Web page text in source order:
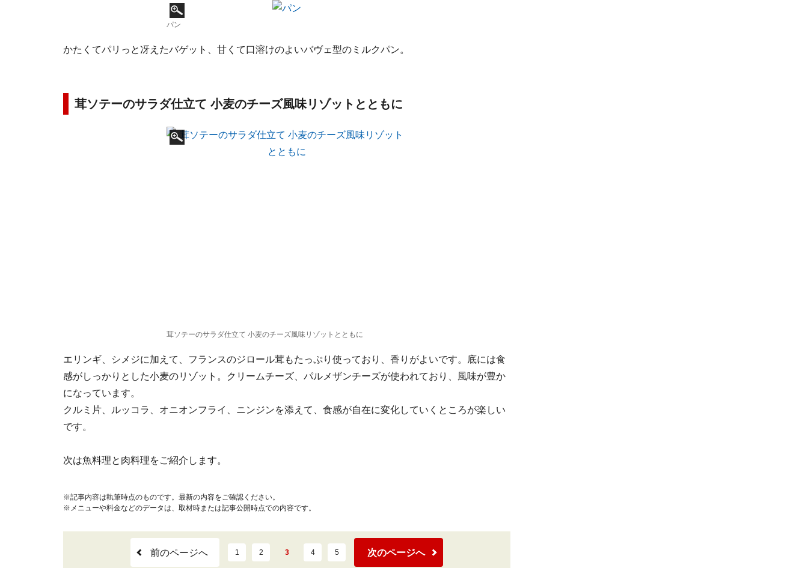
パン
かたくてパリっと冴えたバゲット、甘くて口溶けのよいバヴェ型のミルクパン。
茸ソテーのサラダ仕立て 小麦のチーズ風味リゾットとともに
茸ソテーのサラダ仕立て 小麦のチーズ風味リゾットとともに
エリンギ、シメジに加えて、フランスのジロール茸もたっぷり使っており、香りがよいです。底には食
感がしっかりとした小麦のリゾット。クリームチーズ、パルメザンチーズが使われており、風味が豊か
になっています。
クルミ片、ルッコラ、オニオンフライ、ニンジンを添えて、食感が自在に変化していくところが楽しい
です。
次は魚料理と肉料理をご紹介します。
※記事内容は執筆時点のものです。最新の内容をご確認ください。
※メニューや料金などのデータは、取材時または記事公開時点での内容です。
前のページへ 1 2 3 4 5 次のページへ